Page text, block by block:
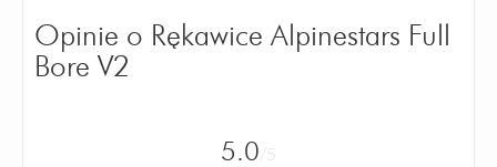
Opinie o Rękawice Alpinestars Full
Bore V2
5.0 /5